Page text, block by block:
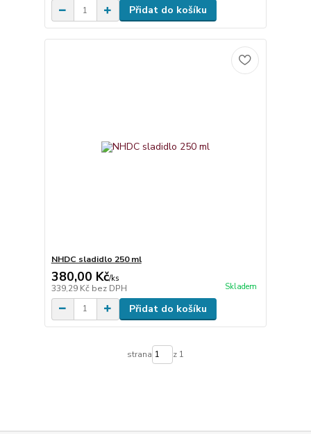
Přidat do košíku
NHDC sladidlo 250 ml
380,00 Kč/ks
339,29 Kč bez DPH Skladem
Přidat do košíku
strana z 1